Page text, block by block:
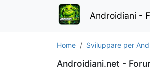
Androidiani -
Home Sviluppare per
Androidiani.net -